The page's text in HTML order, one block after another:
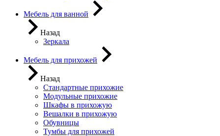
Мебель для ванной
Назад
Зеркала
Мебель для прихожей
Назад
Стандартные прихожие
Модульные прихожие
Шкафы в прихожую
Вешалки в прихожую
Обувницы
Тумбы для прихожей